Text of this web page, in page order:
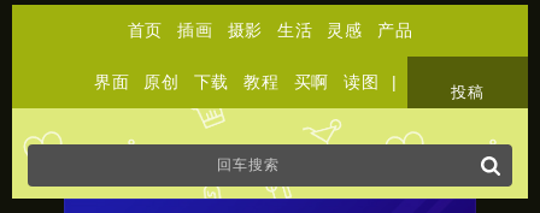
首页 插画 摄影 生活 灵感 产品
界面 原创 下载 教程 买啊 读图 |
投稿